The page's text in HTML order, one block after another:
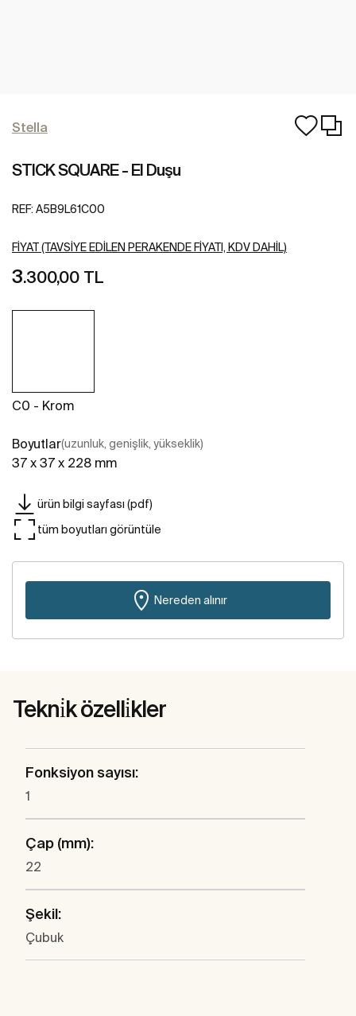
Stella
STICK SQUARE - El Duşu
REF: A5B9L61C00
FIYAT (TAVSIYE EDILEN PERAKENDE FIYATI, KDV DAHIL)
3.300,00 TL
C0 - Krom
Boyutlar(uzunluk, genişlik, yükseklik)
37 x 37 x 228 mm
ürün bilgi sayfası (pdf)
tüm boyutları görüntüle
Nereden alınır
Tekni̇k özelli̇kler
Fonksiyon sayısı:
1
Çap (mm):
22
Şekil:
Çubuk